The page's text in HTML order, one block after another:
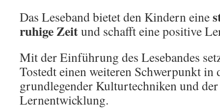
Das Leseband bietet den Kindern eine
ruhige Zeitund schafft eine positive
Mit der Einführung des Lesebandes
Tostedt einen weiteren Schwerpunkt in
grundlegender Kulturtechniken und
Lernentwicklung.